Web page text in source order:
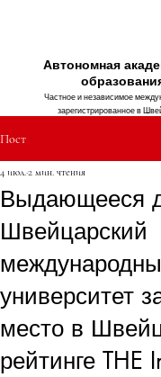
Автономная
Частное и независимое
зарегистрированное в
Пост
Выдающееся
Швейцарский
университет
место в
рейтинге THE
4 июл.2 мин. чтения